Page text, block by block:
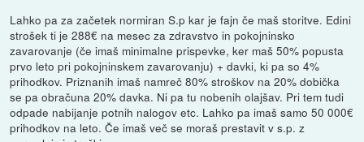
Lahko pa za začetek normiran S.p kar je fajn če maš storitve. Edini
strošek ti je 288€ na mesec za zdravstvo in pokojninsko
zavarovanje (če imaš minimalne prispevke, ker maš 50% popusta
prvo leto pri pokojninskem zavarovanju) + davki, ki pa so 4%
prihodkov. Priznanih imaš namreč 80% stroškov na 20% dobička
se pa obračuna 20% davka. Ni pa tu nobenih olajšav. Pri tem tudi
odpade nabijanje potnih nalogov etc. Lahko pa imaš samo 50 000€
prihodkov na leto. Če imaš več se moraš prestavit v s.p. z